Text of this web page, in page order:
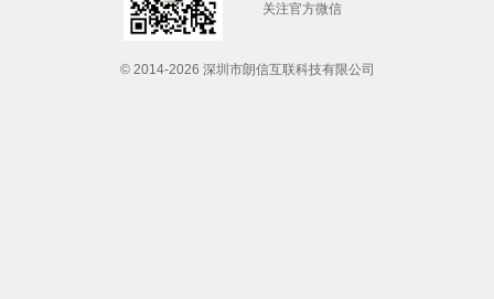
关注官方微信
© 2014-2026 深圳市朗信互联科技有限公司